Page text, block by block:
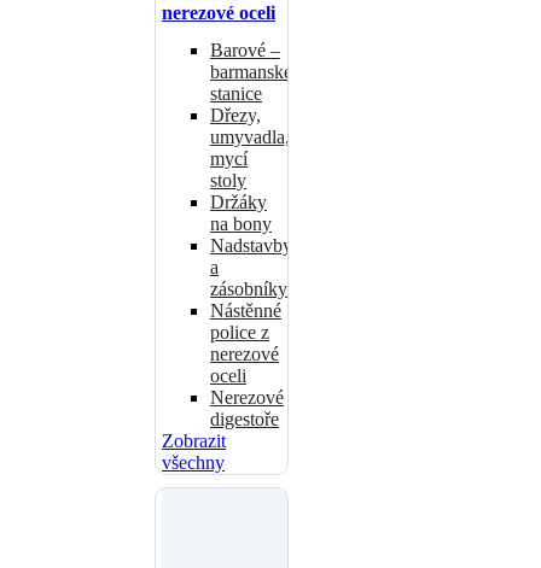
nerezové oceli
Barové –
barmanské
stanice
Dřezy,
umyvadla,
mycí
stoly
Držáky
na bony
Nadstavby
a
zásobníky
Nástěnné
police z
nerezové
oceli
Nerezové
digestoře
Zobrazit
všechny